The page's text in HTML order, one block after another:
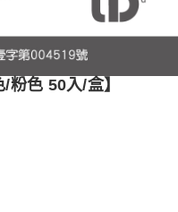
粉色 50入/盒】